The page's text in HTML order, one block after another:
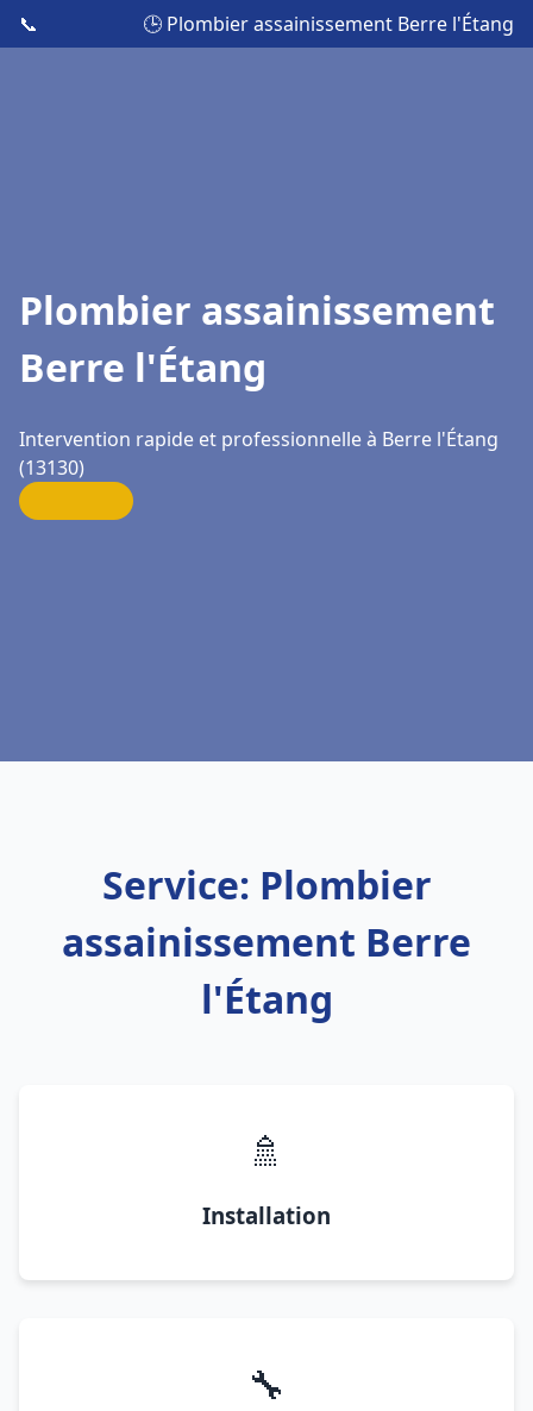
📞 🕒 Plombier assainissement Berre l'Étang
Plombier assainissement
Berre l'Étang
Intervention rapide et professionnelle à Berre l'Étang
(13130)
Service: Plombier
assainissement Berre
l'Étang
🚿
Installation
🔧